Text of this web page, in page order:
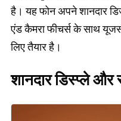
है। यह फोन अपने शानदार
एंड कैमरा फीचर्स के साथ
लिए तैयार है।
शानदार डिस्प्ले और